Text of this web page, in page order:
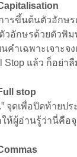
รขึ้นต้นตัวอักษร
วอักษรด้วยตัวพิม
นคำเฉพาะเจาะ
Stop แล้ว ก็อย่
stop
จุดเพื่อปิดท้ายป
ให้ผู้อ่านรู้ว่านี่คือ